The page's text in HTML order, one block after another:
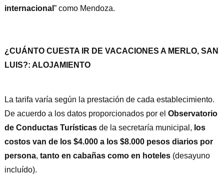
internacional ” como Mendoza.
¿CUÁNTO CUESTA IR DE VACACIONES A MERLO, SAN
LUIS?: ALOJAMIENTO
La tarifa varía según la prestación de cada establecimiento.
De acuerdo a los datos proporcionados por el Observatorio
de Conductas Turísticasde la secretaría municipal, los
costos van de los $4.000 a los $8.000 pesos diarios por
persona, tanto en cabañas como en hoteles (desayuno
incluído).